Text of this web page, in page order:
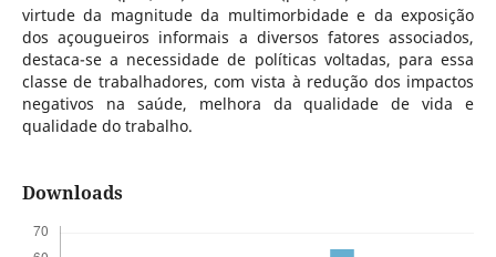
virtude da magnitude da multimorbidade e da exposição
dos açougueiros informais a diversos fatores associados,
destaca-se a necessidade de políticas voltadas, para essa
classe de trabalhadores, com vista à redução dos impactos
negativos na saúde, melhora da qualidade de vida e
qualidade do trabalho.
Downloads